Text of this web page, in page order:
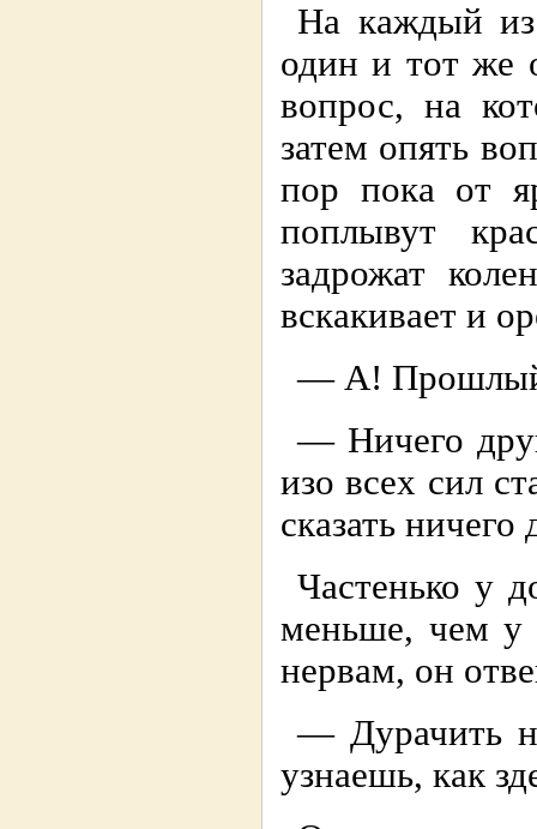
На каждый из
один и тот же
вопрос, на
затем опять
пор пока от
поплывут
задрожат
вскакивает и
— А! Прошлый
— Ничего
изо всех сил
сказать
Частенько у
меньше, чем у
нервам, он
— Дурачить
узнаешь, как